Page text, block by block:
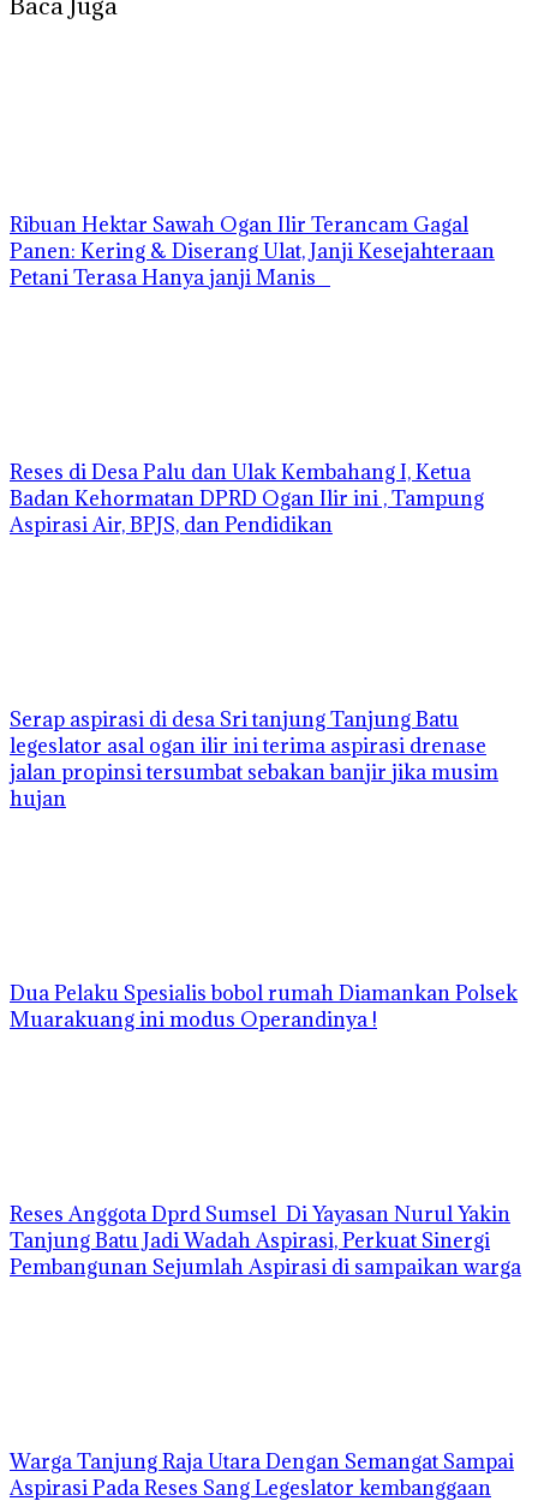
Ribuan Hektar Sawah Ogan Ilir Terancam Gagal
Panen: Kering & Diserang Ulat, Janji Kesejahteraan
Petani Terasa Hanya janji Manis
Reses di Desa Palu dan Ulak Kembahang I, Ketua
Badan Kehormatan DPRD Ogan Ilir ini , Tampung
Aspirasi Air, BPJS, dan Pendidikan
Serap aspirasi di desa Sri tanjung Tanjung Batu
legeslator asal ogan ilir ini terima aspirasi drenase
jalan propinsi tersumbat sebakan banjir jika musim
hujan
Dua Pelaku Spesialis bobol rumah Diamankan Polsek
Muarakuang ini modus Operandinya !
Reses Anggota Dprd Sumsel Di Yayasan Nurul Yakin
Tanjung Batu Jadi Wadah Aspirasi, Perkuat Sinergi
Pembangunan Sejumlah Aspirasi di sampaikan warga
Warga Tanjung Raja Utara Dengan Semangat Sampai
Aspirasi Pada Reses Sang Legeslator kembanggaan